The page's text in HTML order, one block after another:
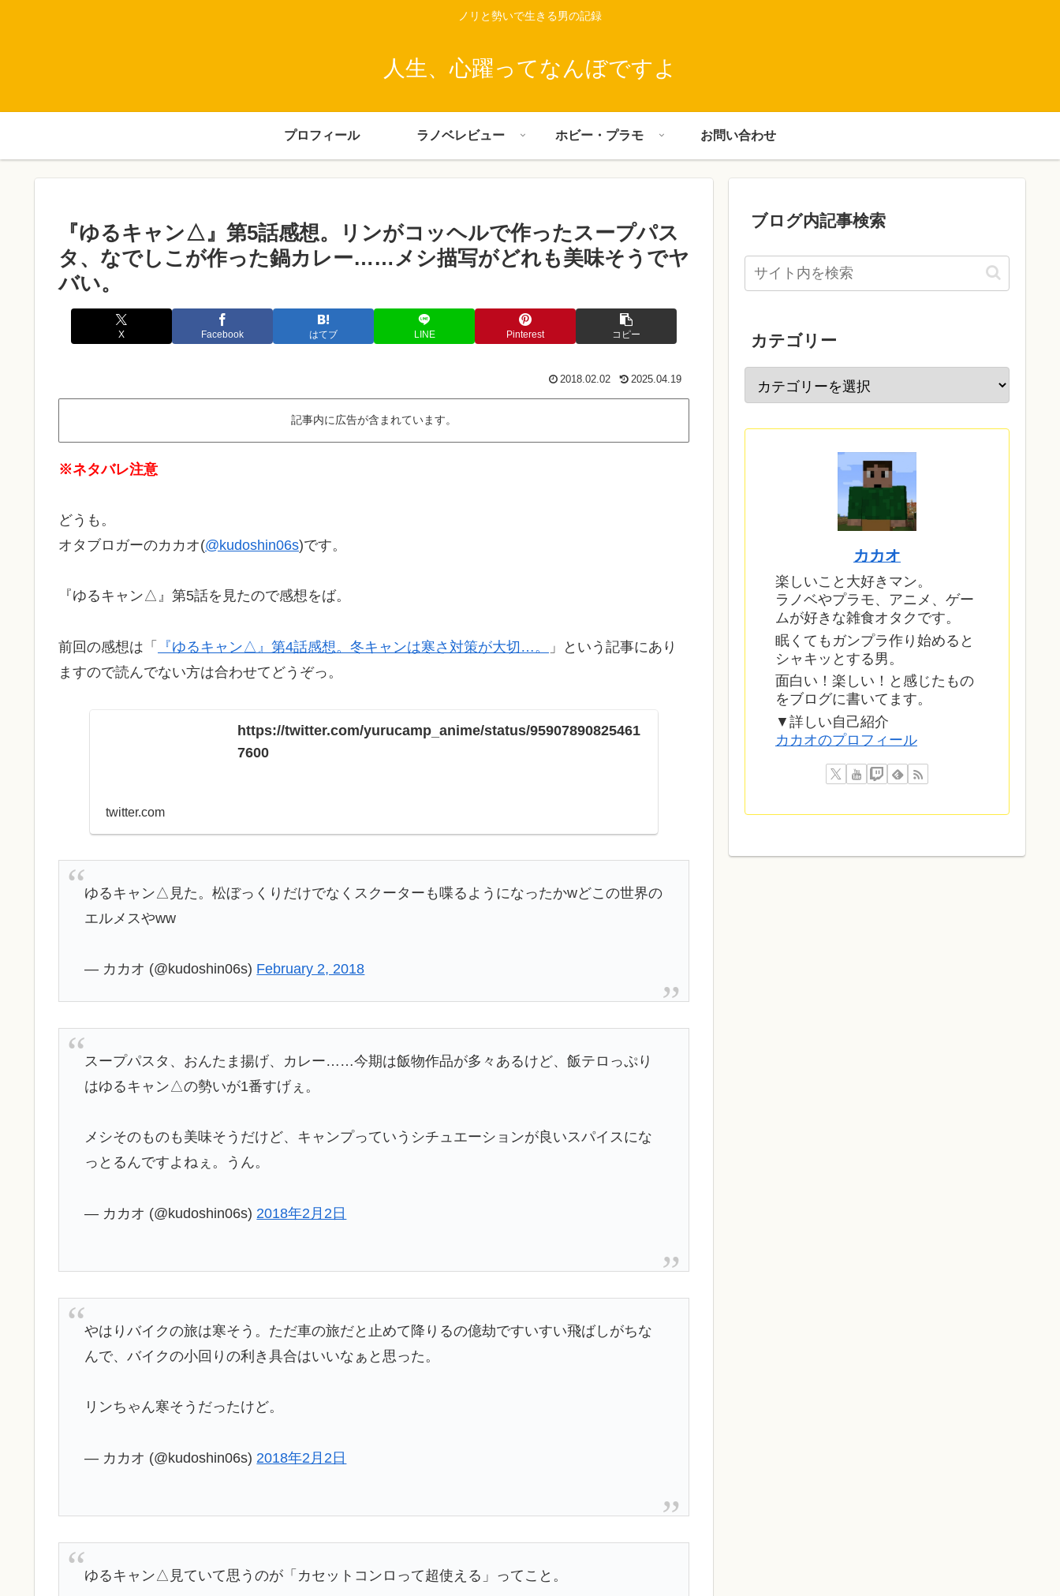
ノリと勢いで生きる男の記録
人生、心躍ってなんぼですよ
プロフィール ラノベレビュー ホビー・プラモ お問い合わせ
『ゆるキャン△』第5話感想。リンがコッヘルで作ったスープパス
タ、なでしこが作った鍋カレー……メシ描写がどれも美味そうでヤ
バい。
X Facebook はてブ LINE Pinterest コピー
2018.02.02 2025.04.19
記事内に広告が含まれています。
※ネタバレ注意
どうも。
オタブロガーのカカオ(@kudoshin06s)です。
『ゆるキャン△』第5話を見たので感想をば。
前回の感想は「 『ゆるキャン△』第4話感想。冬キャンは寒さ対策が大切…。
」という記事にあり
ますので読んでない方は合わせてどうぞっ。
https://twitter.com/yurucamp_anime/status/95907890825461
7600
twitter.com
ゆるキャン△見た。松ぼっくりだけでなくスクーターも喋るようになったかwどこの世界の
エルメスやww
— カカオ (@kudoshin06s) February 2, 2018
スープパスタ、おんたま揚げ、カレー……今期は飯物作品が多々あるけど、飯テロっぷり
はゆるキャン△の勢いが1番すげぇ。
メシそのものも美味そうだけど、キャンプっていうシチュエーションが良いスパイスにな
っとるんですよねぇ。うん。
— カカオ (@kudoshin06s) 2018年2月2日
やはりバイクの旅は寒そう。ただ車の旅だと止めて降りるの億劫ですいすい飛ばしがちな
んで、バイクの小回りの利き具合はいいなぁと思った。
リンちゃん寒そうだったけど。
— カカオ (@kudoshin06s) 2018年2月2日
ゆるキャン△見ていて思うのが「カセットコンロって超使える」ってこと。
ブログ内記事検索
カテゴリー
カカオ
楽しいこと大好きマン。
ラノベやプラモ、アニメ、ゲー
ムが好きな雑食オタクです。
眠くてもガンプラ作り始めると
シャキッとする男。
面白い！楽しい！と感じたもの
をブログに書いてます。
▼詳しい自己紹介
カカオのプロフィール